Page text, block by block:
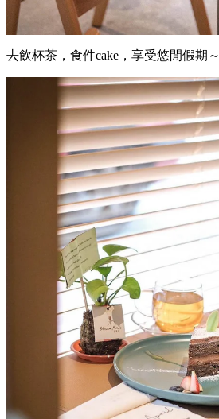
去飲杯茶，食件cake，享受悠閒假期～